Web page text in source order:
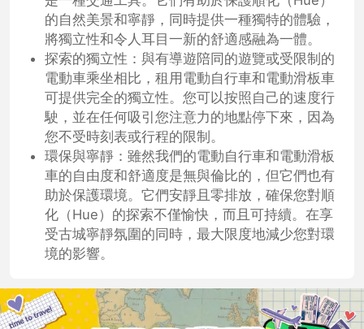
的自然美景和寧靜，同時提供一種獨特的體驗，
將獨立性和令人耳目一新的舒適感融為一體。
探索的獨立性：與有導遊陪同的遊覽或受限制的
電動車乘坐相比，租用電動自行車和電動滑板車
可提供完全的獨立性。您可以按照自己的速度行
駛，並在任何吸引您注意力的地點停下來，因為
您不受時刻表或行程的限制。
環保與寧靜：雖然我們的電動自行車和電動滑板
車的自由度和舒適度是無與倫比的，但它們也有
助於保護環境。它們安靜且零排放，確保您對順
化（Hue）的探索不僅愉快，而且可持續。在享
受古城寧靜氛圍的同時，最大限度地減少您對環
境的影響。